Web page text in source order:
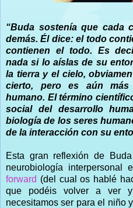
“Buda sostenía que cada
demás. Él dice: el todo
contienen el todo. Es
nada si lo aíslas de su
la tierra y el cielo,
cierto, pero es aún
humano. El término
social del desarrollo
biología de los seres
de la interacción con su
Esta gran reflexión de
neurobiología interpersonal
forward (del cual os hablé
que podéis volver a ver
necesitamos ser para el niño